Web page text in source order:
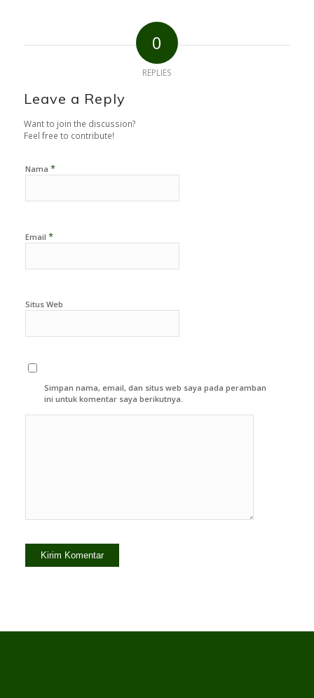
0
REPLIES
Leave a Reply
Want to join the discussion?
Feel free to contribute!
Nama *
Email *
Situs Web
Simpan nama, email, dan situs web saya pada peramban
ini untuk komentar saya berikutnya.